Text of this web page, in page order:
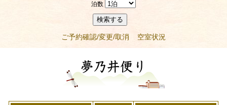
泊数
検索する
ご予約確認/変更/取消 空室状況
夢乃井便り